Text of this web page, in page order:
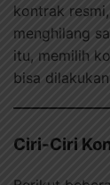
kontrak
menghilang
itu, memilih
bisa
Ciri-Ciri